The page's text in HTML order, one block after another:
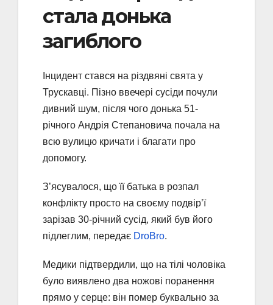
стала донька
загиблого
Інцидент стався на різдвяні свята у
Трускавці. Пізно ввечері сусіди почули
дивний шум, після чого донька 51-
річного Андрія Степановича почала на
всю вулицю кричати і благати про
допомогу.
З’ясувалося, що її батька в розпал
конфлікту просто на своєму подвір’ї
зарізав 30-річний сусід, який був його
підлеглим, передає DroBro.
Медики підтвердили, що на тілі чоловіка
було виявлено два ножові поранення
прямо у серце: він помер буквально за